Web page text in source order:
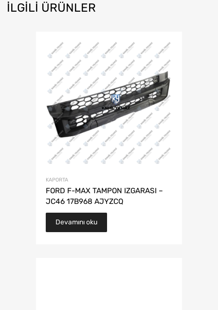
İLGILI ÜRÜNLER
KAPORTA
FORD F-MAX TAMPON IZGARASI –
JC46 17B968 AJYZCQ
Devamını oku